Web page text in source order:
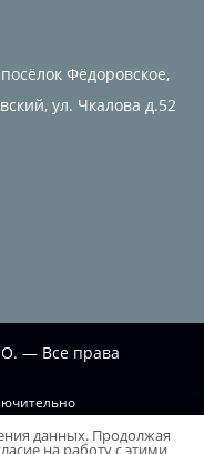
Фёдоровское,
ул. Чкалова д.52
— Все права
статьи №437 ГК РФ.
данных. Продолжая
на работу с этими